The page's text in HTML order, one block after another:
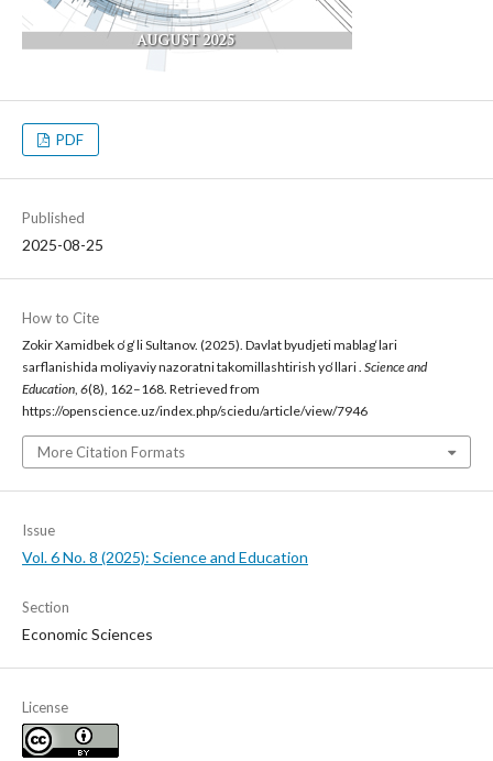
PDF
Published
2025-08-25
How to Cite
Zokir Xamidbek o‘g‘li Sultanov. (2025). Davlat byudjeti mablag‘lari
sarflanishida moliyaviy nazoratni takomillashtirish yo‘llari . Science and
Education, 6(8), 162–168. Retrieved from
https://openscience.uz/index.php/sciedu/article/view/7946
More Citation Formats
Issue
Vol. 6 No. 8 (2025): Science and Education
Section
Economic Sciences
License